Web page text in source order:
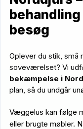
besøg
Oplever du stik, små
soveværelset? Vi
bekæmpelse i
plan, så du undgår
Væggelus kan følge
eller brugte møbler.